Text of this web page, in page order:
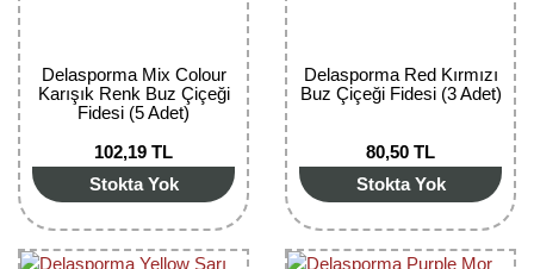
Delasporma Mix Colour
Karışık Renk Buz Çiçeği
Fidesi (5 Adet)
102,19 TL
Stokta Yok
Delasporma Red Kırmızı
Buz Çiçeği Fidesi (3 Adet)
80,50 TL
Stokta Yok
Feijoa Fidanı
Fidan Anaçları ve Aşı Kalemleri
Fındık Fidanı
Frenk Üzümü Fidanı